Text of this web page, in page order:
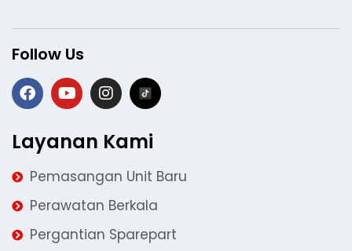
Follow Us
Layanan Kami
Pemasangan Unit Baru
Perawatan Berkala
Pergantian Sparepart